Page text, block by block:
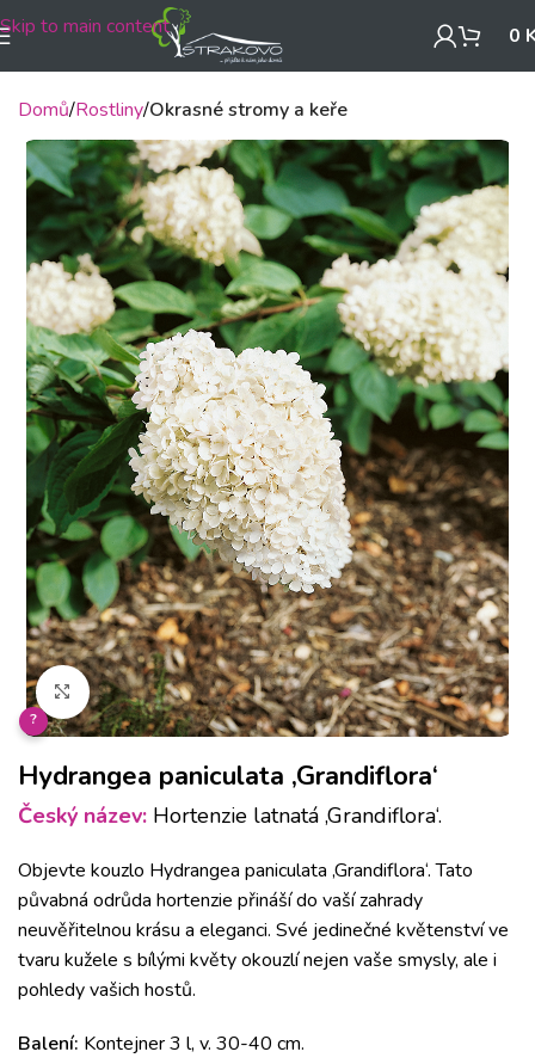
Skip to main content 0
Domů Rostliny Okrasné stromy a keře
Klikněte pro zvětšení
?
Hydrangea paniculata ‚Grandiflora‘
Český název: Hortenzie latnatá ‚Grandiflora‘.
Objevte kouzlo Hydrangea paniculata ‚Grandiflora‘. Tato
půvabná odrůda hortenzie přináší do vaší zahrady
neuvěřitelnou krásu a eleganci. Své jedinečné květenství ve
tvaru kužele s bílými květy okouzlí nejen vaše smysly, ale i
pohledy vašich hostů.
Balení: Kontejner 3 l, v. 30-40 cm.